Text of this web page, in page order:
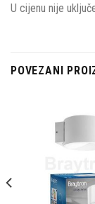
U cijenu nije
POVEZANI